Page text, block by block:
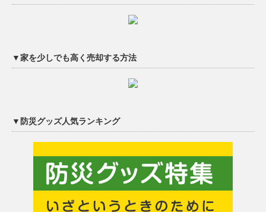
▼家を少しでも高く売却する方法
▼防災グッズ人気ランキング